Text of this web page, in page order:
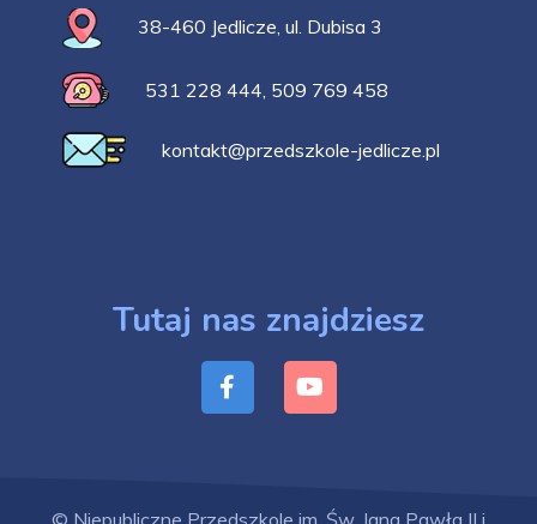
38-460 Jedlicze, ul. Dubisa 3
531 228 444, 509 769 458
kontakt@przedszkole-jedlicze.pl
Tutaj nas znajdziesz
© Niepubliczne Przedszkole im. Św. Jana Pawła II i